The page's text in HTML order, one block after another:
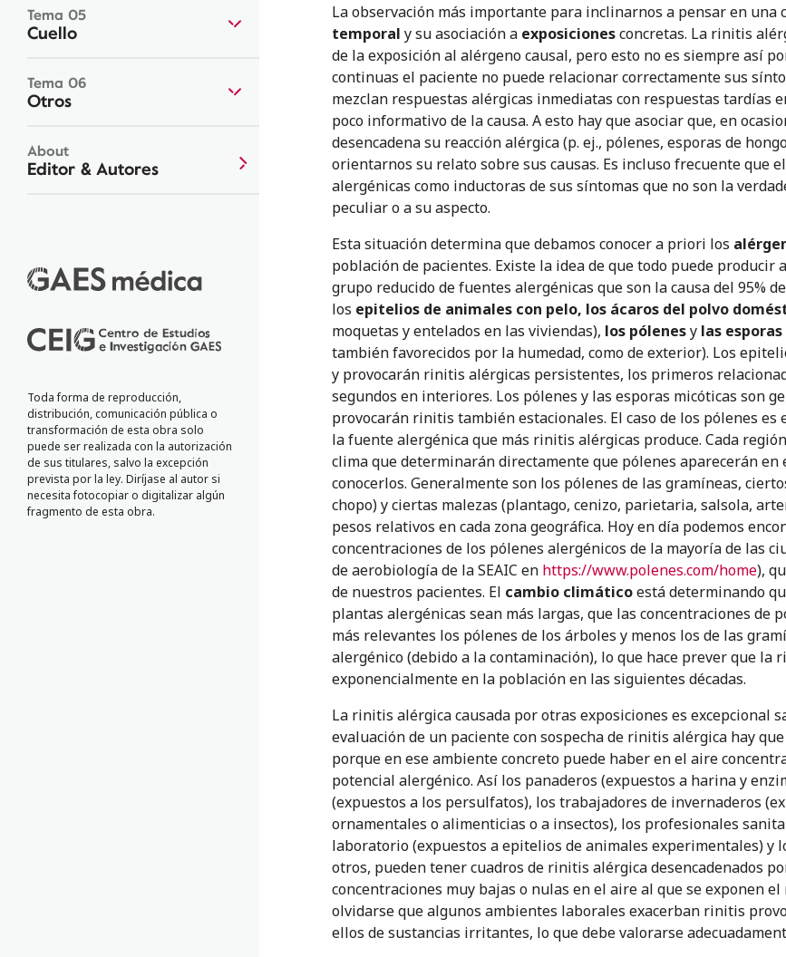
Tema 05
Cuello
Tema 06
Otros
About
Editor & Autores
Toda forma de reproducción,
distribución, comunicación pública o
transformación de esta obra solo
puede ser realizada con la autorización
de sus titulares, salvo la excepción
prevista por la ley. Diríjase al autor si
necesita fotocopiar o digitalizar algún
fragmento de esta obra.
La observación más importante para inclinarnos a pensar en una
temporal y su asociación a exposicionesconcretas. La rinitis
de la exposición al alérgeno causal, pero esto no es siempre así
continuas el paciente no puede relacionar correctamente sus
mezclan respuestas alérgicas inmediatas con respuestas tardías
poco informativo de la causa. A esto hay que asociar que, en
desencadena su reacción alérgica (p. ej., pólenes, esporas de
orientarnos su relato sobre sus causas. Es incluso frecuente que
alergénicas como inductoras de sus síntomas que no son la
peculiar o a su aspecto.
Esta situación determina que debamos conocer a priori los
población de pacientes. Existe la idea de que todo puede producir
grupo reducido de fuentes alergénicas que son la causa del 95%
los epitelios de animales con pelo, los ácaros del polvo
moquetas y entelados en las viviendas), los pólenesy las
también favorecidos por la humedad, como de exterior). Los
y provocarán rinitis alérgicas persistentes, los primeros
segundos en interiores. Los pólenes y las esporas micóticas son
provocarán rinitis también estacionales. El caso de los pólenes
la fuente alergénica que más rinitis alérgicas produce. Cada
clima que determinarán directamente que pólenes aparecerán en
conocerlos. Generalmente son los pólenes de las gramíneas,
chopo) y ciertas malezas (plantago, cenizo, parietaria, salsola,
pesos relativos en cada zona geográfica. Hoy en día podemos
concentraciones de los pólenes alergénicos de la mayoría de las
de aerobiología de la SEAIC en https://www.polenes.com/home),
de nuestros pacientes. El cambio climáticoestá determinando
plantas alergénicas sean más largas, que las concentraciones de
más relevantes los pólenes de los árboles y menos los de las
alergénico (debido a la contaminación), lo que hace prever que
exponencialmente en la población en las siguientes décadas.
La rinitis alérgica causada por otras exposiciones es excepcional
evaluación de un paciente con sospecha de rinitis alérgica hay
porque en ese ambiente concreto puede haber en el aire
potencial alergénico. Así los panaderos (expuestos a harina y
(expuestos a los persulfatos), los trabajadores de invernaderos
ornamentales o alimenticias o a insectos), los profesionales
laboratorio (expuestos a epitelios de animales experimentales) y
otros, pueden tener cuadros de rinitis alérgica desencadenados
concentraciones muy bajas o nulas en el aire al que se exponen
olvidarse que algunos ambientes laborales exacerban rinitis
ellos de sustancias irritantes, lo que debe valorarse